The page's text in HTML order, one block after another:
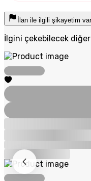
İlan ile ilgili şikayetim var
İlgini çekebilecek